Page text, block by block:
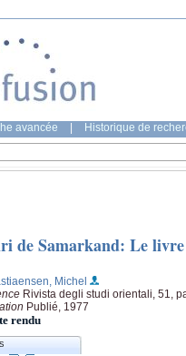
avancée Historique de
de Samarkand: Le livre
Michel
Rivista degli studi orientali, 51,
Publié, 1977
rendu